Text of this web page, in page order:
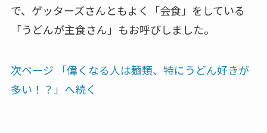
で、ゲッターズさんともよく「会食」をしている
「うどんが主食さん」もお呼びしました。
次ページ 「偉くなる人は麺類、特にうどん好きが
多い！？」へ続く